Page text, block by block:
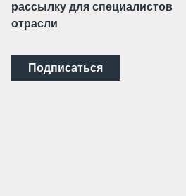
рассылку для специалистов
отрасли
Подписаться